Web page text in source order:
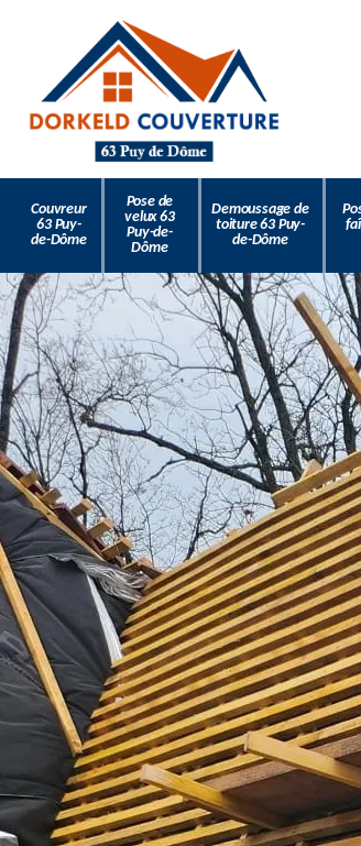
Couvreur
63 Puy-
de-Dôme
Pose de
velux 63
Puy-de-
Dôme
Demoussage de
toiture 63 Puy-
de-Dôme